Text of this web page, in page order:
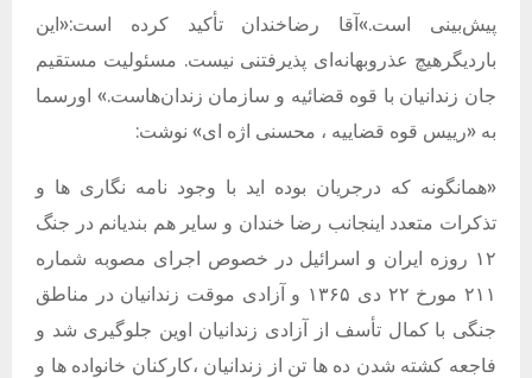
پیش‌بینی است.»آقا رضاخندان تأکید کرده است:«این
باردیگرهیچ عذروبهانه‌ای پذیرفتنی نیست. مسئولیت مستقیم
جان زندانیان با قوه قضائیه و سازمان زندان‌هاست.» اورسما
به «رییس قوه قضاییه ، محسنی اژه ای» نوشت:
«همانگونه که درجریان بوده اید با وجود نامه نگاری ها و
تذکرات متعدد اینجانب رضا خندان و سایر هم بندیانم در جنگ
۱۲ روزه ایران و اسرائیل در خصوص اجرای مصوبه شماره
۲۱۱ مورخ ۲۲ دی ۱۳۶۵ و آزادی موقت زندانیان در مناطق
جنگی با کمال تأسف از آزادی زندانیان اوین جلوگیری شد و
فاجعه کشته شدن ده ها تن از زندانیان ،کارکنان خانواده ها و